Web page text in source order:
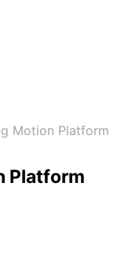
Motion Platform
Platform